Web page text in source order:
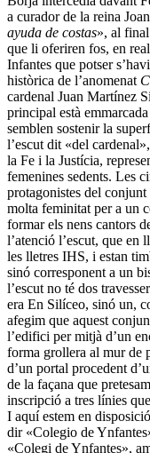
a curador de la reina
ayuda de costas», al
que li oferiren fos, en
Infantes que potser
històrica de l’anomenat
cardenal Juan Martínez
principal està
semblen sostenir la
l’escut dit «del
la Fe i la Justícia,
femenines sedents. Les
protagonistes del
molta feminitat per a un
formar els nens cantors
l’atenció l’escut, que en
les lletres IHS, i estan
sinó corresponent a un
l’escut no té dos
era En Silíceo, sinó un,
afegim que aquest
l’edifici per mitjà d’un
forma grollera al mur de
d’un portal procedent
de la façana que
inscripció a tres línies
I aquí estem en
dir «Colegio de
«Colegi de Ynfantes»,